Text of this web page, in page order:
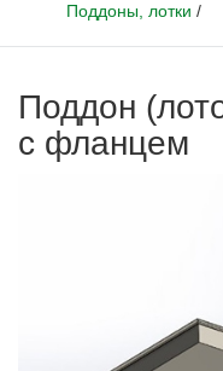
Поддоны, лотки /
Поддон
с фланцем